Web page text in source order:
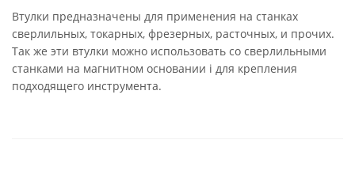
Втулки предназначены для применения на станках
сверлильных, токарных, фрезерных, расточных, и прочих.
Так же эти втулки можно использовать со сверлильными
станками на магнитном основании i для крепления
подходящего инструмента.